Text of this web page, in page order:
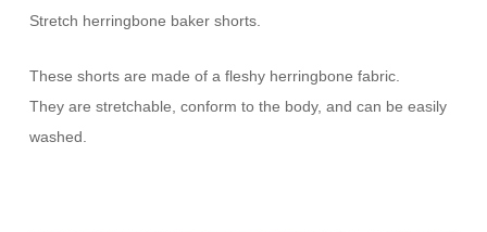
Stretch herringbone baker shorts.
These shorts are made of a fleshy herringbone fabric.
They are stretchable, conform to the body, and can be easily
washed.